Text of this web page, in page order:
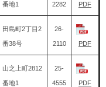
番地1 2282 PDF
田島町2丁目2
番38号
26-
2110 PDF
山之上町2812
番地1
25-
4555 PDF